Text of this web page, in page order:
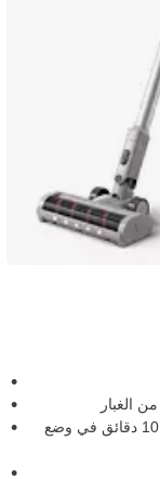
تشغيل لغاية 40 دقيقة في الإعداد الاقتصادي ولغاية 10 دقائق في وضع